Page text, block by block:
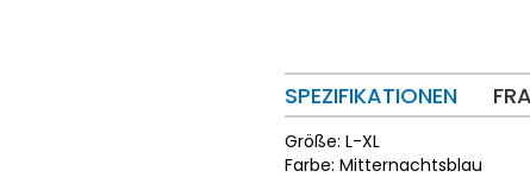
SPEZIFIKATIONEN
Größe: L-XL
Farbe: Mitternachtsblau